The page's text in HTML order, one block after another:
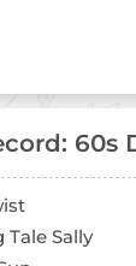
60s
Sally